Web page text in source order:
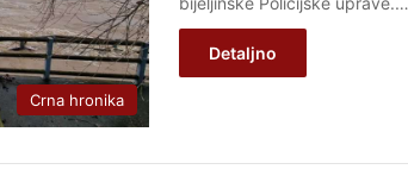
Crna hronika
Detaljno